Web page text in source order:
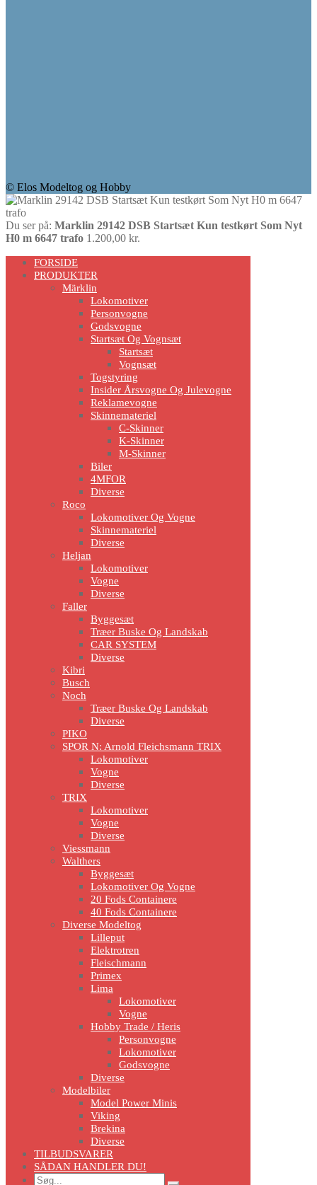
© Elos Modeltog og Hobby
Du ser på: Marklin 29142 DSB Startsæt Kun testkørt Som Nyt
H0 m 6647 trafo 1.200,00 kr.
Scroll
Up
FORSIDE
PRODUKTER
Märklin
Lokomotiver
Personvogne
Godsvogne
Startsæt Og Vognsæt
Startsæt
Vognsæt
Togstyring
Insider Årsvogne Og Julevogne
Reklamevogne
Skinnemateriel
C-Skinner
K-Skinner
M-Skinner
Biler
4MFOR
Diverse
Roco
Lokomotiver Og Vogne
Skinnemateriel
Diverse
Heljan
Lokomotiver
Vogne
Diverse
Faller
Byggesæt
Træer Buske Og Landskab
CAR SYSTEM
Diverse
Kibri
Busch
Noch
Træer Buske Og Landskab
Diverse
PIKO
SPOR N: Arnold Fleichsmann TRIX
Lokomotiver
Vogne
Diverse
TRIX
Lokomotiver
Vogne
Diverse
Viessmann
Walthers
Byggesæt
Lokomotiver Og Vogne
20 Fods Containere
40 Fods Containere
Diverse Modeltog
Lilleput
Elektrotren
Fleischmann
Primex
Lima
Lokomotiver
Vogne
Hobby Trade / Heris
Personvogne
Lokomotiver
Godsvogne
Diverse
Modelbiler
Model Power Minis
Viking
Brekina
Diverse
TILBUDSVARER
SÅDAN HANDLER DU!
Search